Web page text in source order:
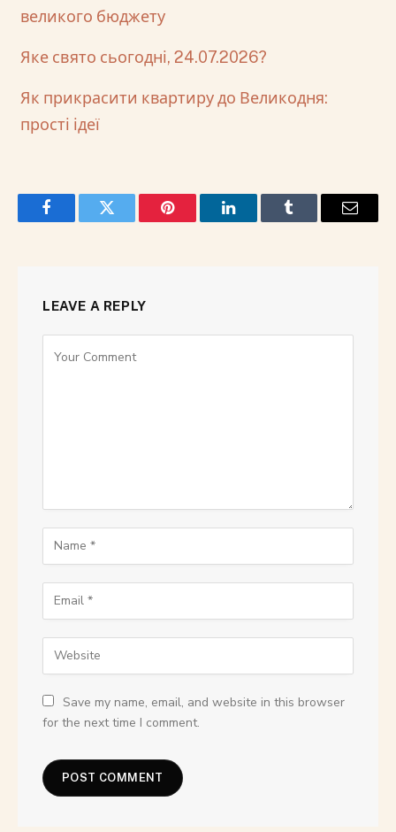
великого бюджету
Яке свято сьогодні, 24.07.2026?
Як прикрасити квартиру до Великодня:
прості ідеї
FacebookTwitter Pinterest LinkedInTumblr Email
LEAVE A REPLY
Save my name, email, and website in this browser
for the next time I comment.